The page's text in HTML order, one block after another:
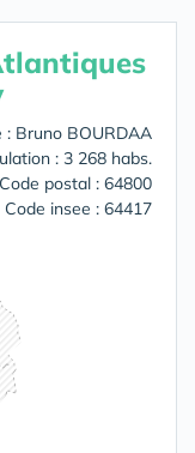
: Bruno BOURDAA
: 3 268 habs.
Code postal : 64800
Code insee : 64417